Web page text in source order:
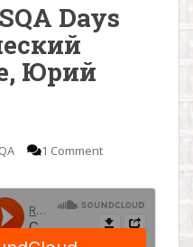
Days
Юрий
1 Comment